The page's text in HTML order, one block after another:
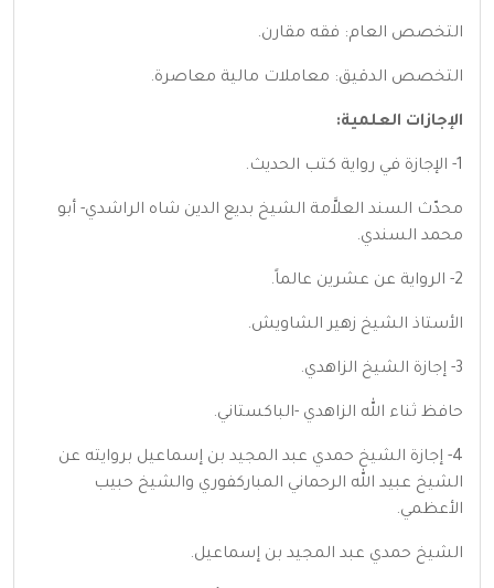
التخصص العام: فقه مقارن.
التخصص الدقيق: معاملات مالية معاصرة.
الإجازات العلمية:
1- الإجازة في رواية كتب الحديث.
محدّث السند العلاَّمة الشيخ بديع الدين شاه الراشدي- أبو
محمد السندي.
2- الرواية عن عشرين عالماً.
الأستاذ الشيخ زهير الشاويش.
3- إجازة الشيخ الزاهدي.
حافظ ثناء الله الزاهدي -الباكستاني.
4- إجازة الشيخ حمدي عبد المجيد بن إسماعيل بروايته عن
الشيخ عبيد الله الرحماني المباركفوري والشيخ حبيب
الأعظمي.
الشيخ حمدي عبد المجيد بن إسماعيل.